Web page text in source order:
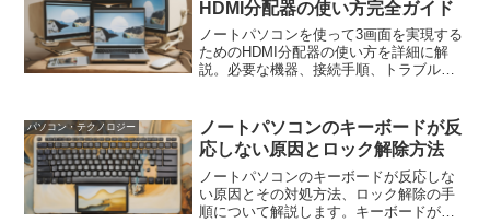
HDMI分配器の使い方完全ガイド
ノートパソコンを使って3画面を実現する
ためのHDMI分配器の使い方を詳細に解
説。必要な機器、接続手順、トラブルシ
パソコン・テクノロジー
ノートパソコンのキーボードが反
応しない原因とロック解除方法
ノートパソコンのキーボードが反応しな
い原因とその対処方法、ロック解除の手
順について解説します。キーボードが反